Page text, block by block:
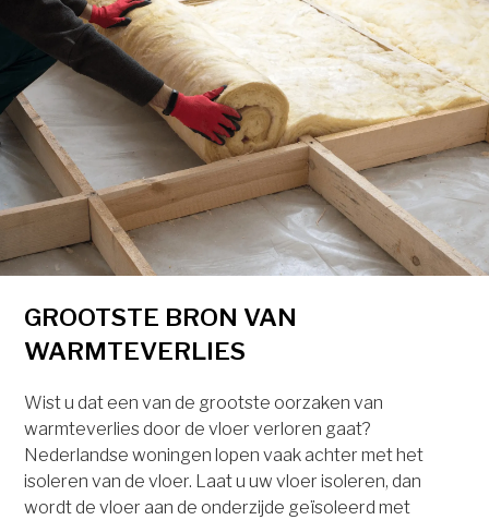
GROOTSTE BRON VAN
WARMTEVERLIES
Wist u dat een van de grootste oorzaken van
warmteverlies door de vloer verloren gaat?
Nederlandse woningen lopen vaak achter met het
isoleren van de vloer. Laat u uw vloer isoleren, dan
wordt de vloer aan de onderzijde geïsoleerd met